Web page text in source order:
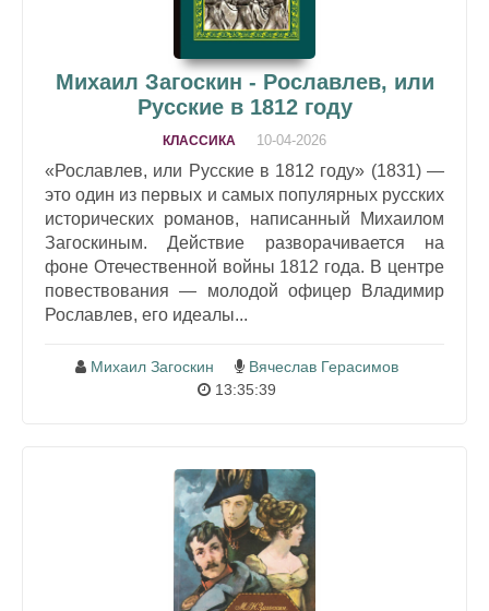
Михаил Загоскин - Рославлев, или
Русские в 1812 году
КЛАССИКА 10-04-2026
«Рославлев, или Русские в 1812 году» (1831) —
это один из первых и самых популярных русских
исторических романов, написанный Михаилом
Загоскиным. Действие разворачивается на
фоне Отечественной войны 1812 года. В центре
повествования — молодой офицер Владимир
Рославлев, его идеалы...
Михаил Загоскин
Вячеслав Герасимов
13:35:39